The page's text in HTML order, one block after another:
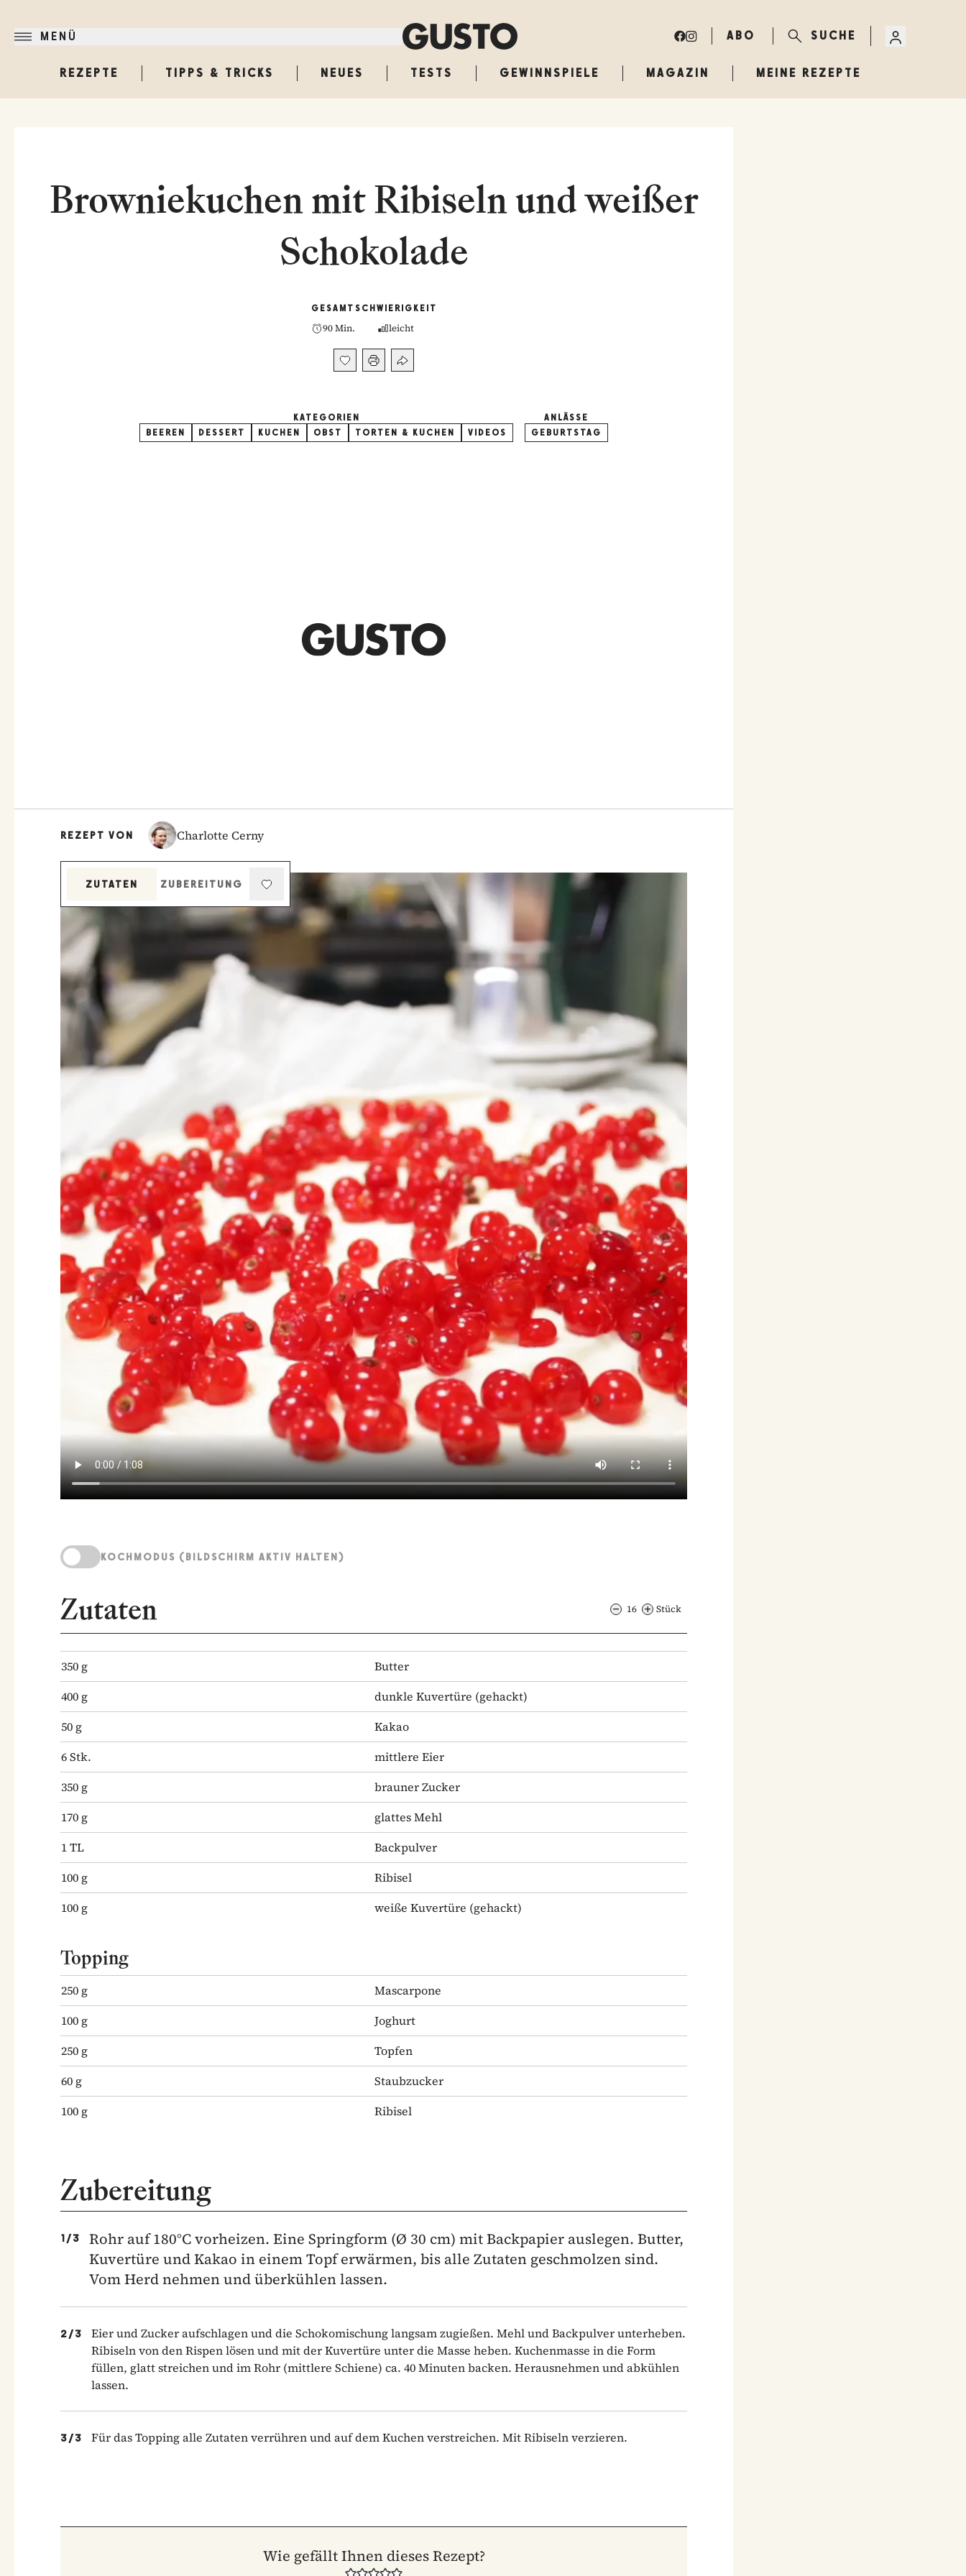
MENÜ ABO SUCHE
REZEPTE TIPPS & TRICKS NEUES TESTS GEWINNSPIELE MAGAZIN MEINE REZEPTE
Browniekuchen mit Ribiseln und weißer
Schokolade
GESAMT
90 Min.
SCHWIERIGKEIT
leicht
KATEGORIEN
BEEREN
DESSERT KUCHEN OBST TORTEN & KUCHEN VIDEOS
ANLÄSSE
GEBURTSTAG
REZEPT VON Charlotte Cerny
ZUTATEN ZUBEREITUNG
KOCHMODUS (BILDSCHIRM AKTIV HALTEN)
Zutaten 16 Stück
350 g
Butter
400 g dunkle Kuvertüre (gehackt)
50 g
Kakao
6Stk.
mittlere Eier
350 g
brauner Zucker
170 g
glattes Mehl
1TL
Backpulver
100 g
Ribisel
100 g weiße Kuvertüre (gehackt)
Topping
250 g
Mascarpone
100 g
Joghurt
250 g
Topfen
60 g
Staubzucker
100 g Ribisel
Zubereitung
1/3
Rohr auf 180°C vorheizen. Eine Springform (Ø 30 cm) mit Backpapier auslegen. Butter,
Kuvertüre und Kakao in einem Topf erwärmen, bis alle Zutaten geschmolzen sind.
Vom Herd nehmen und überkühlen lassen.
2/3
Eier und Zucker aufschlagen und die Schokomischung langsam zugießen. Mehl und Backpulver unterheben.
Ribiseln von den Rispen lösen und mit der Kuvertüre unter die Masse heben. Kuchenmasse in die Form
füllen, glatt streichen und im Rohr (mittlere Schiene) ca. 40 Minuten backen. Herausnehmen und abkühlen
lassen.
3/3 Für das Topping alle Zutaten verrühren und auf dem Kuchen verstreichen. Mit Ribiseln verzieren.
Wie gefällt Ihnen dieses Rezept?